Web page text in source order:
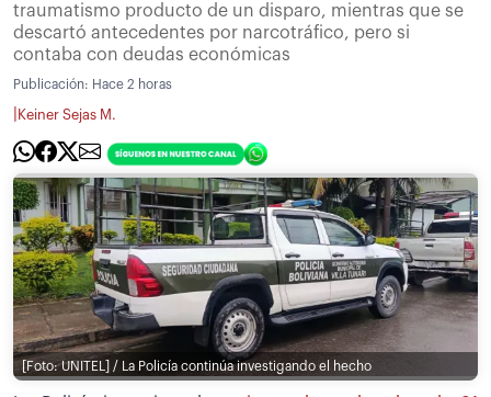
traumatismo producto de un disparo, mientras que se
descartó antecedentes por narcotráfico, pero si
contaba con deudas económicas
Publicación: Hace 2 horas
Keiner Sejas M.
[Foto: UNITEL] / La Policía continúa investigando el hecho